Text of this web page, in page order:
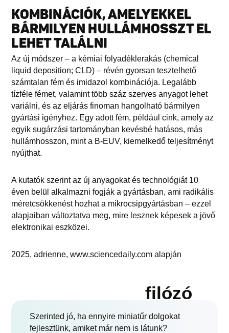
KOMBINÁCIÓK, AMELYEKKEL
BÁRMILYEN HULLÁMHOSSZT EL
LEHET TALÁLNI
Az új módszer – a kémiai folyadéklerakás (chemical
liquid deposition; CLD) – révén gyorsan tesztelhető
számtalan fém és imidazol kombinációja. Legalább
tízféle fémet, valamint több száz szerves anyagot lehet
variálni, és az eljárás finoman hangolható bármilyen
gyártási igényhez. Egy adott fém, például cink, amely az
egyik sugárzási tartományban kevésbé hatásos, más
hullámhosszon, mint a B-EUV, kiemelkedő teljesítményt
nyújthat.
A kutatók szerint az új anyagokat és technológiát 10
éven belül alkalmazni fogják a gyártásban, ami radikális
méretcsökkenést hozhat a mikrocsipgyártásban – ezzel
alapjaiban változtatva meg, mire lesznek képesek a jövő
elektronikai eszközei.
2025, adrienne, www.sciencedaily.com alapján
filózó
Szerinted jó, ha ennyire miniatűr dolgokat
fejlesztünk, amiket már nem is látunk?